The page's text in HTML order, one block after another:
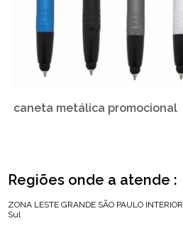
caneta metálica promocional
Regiões onde a atende :
ZONA LESTE GRANDE SÃO PAULO INTERIOR
Sul